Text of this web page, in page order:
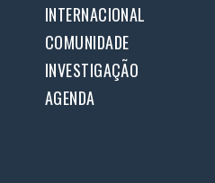
INTERNACIONAL
COMUNIDADE
INVESTIGAÇÃO
AGENDA